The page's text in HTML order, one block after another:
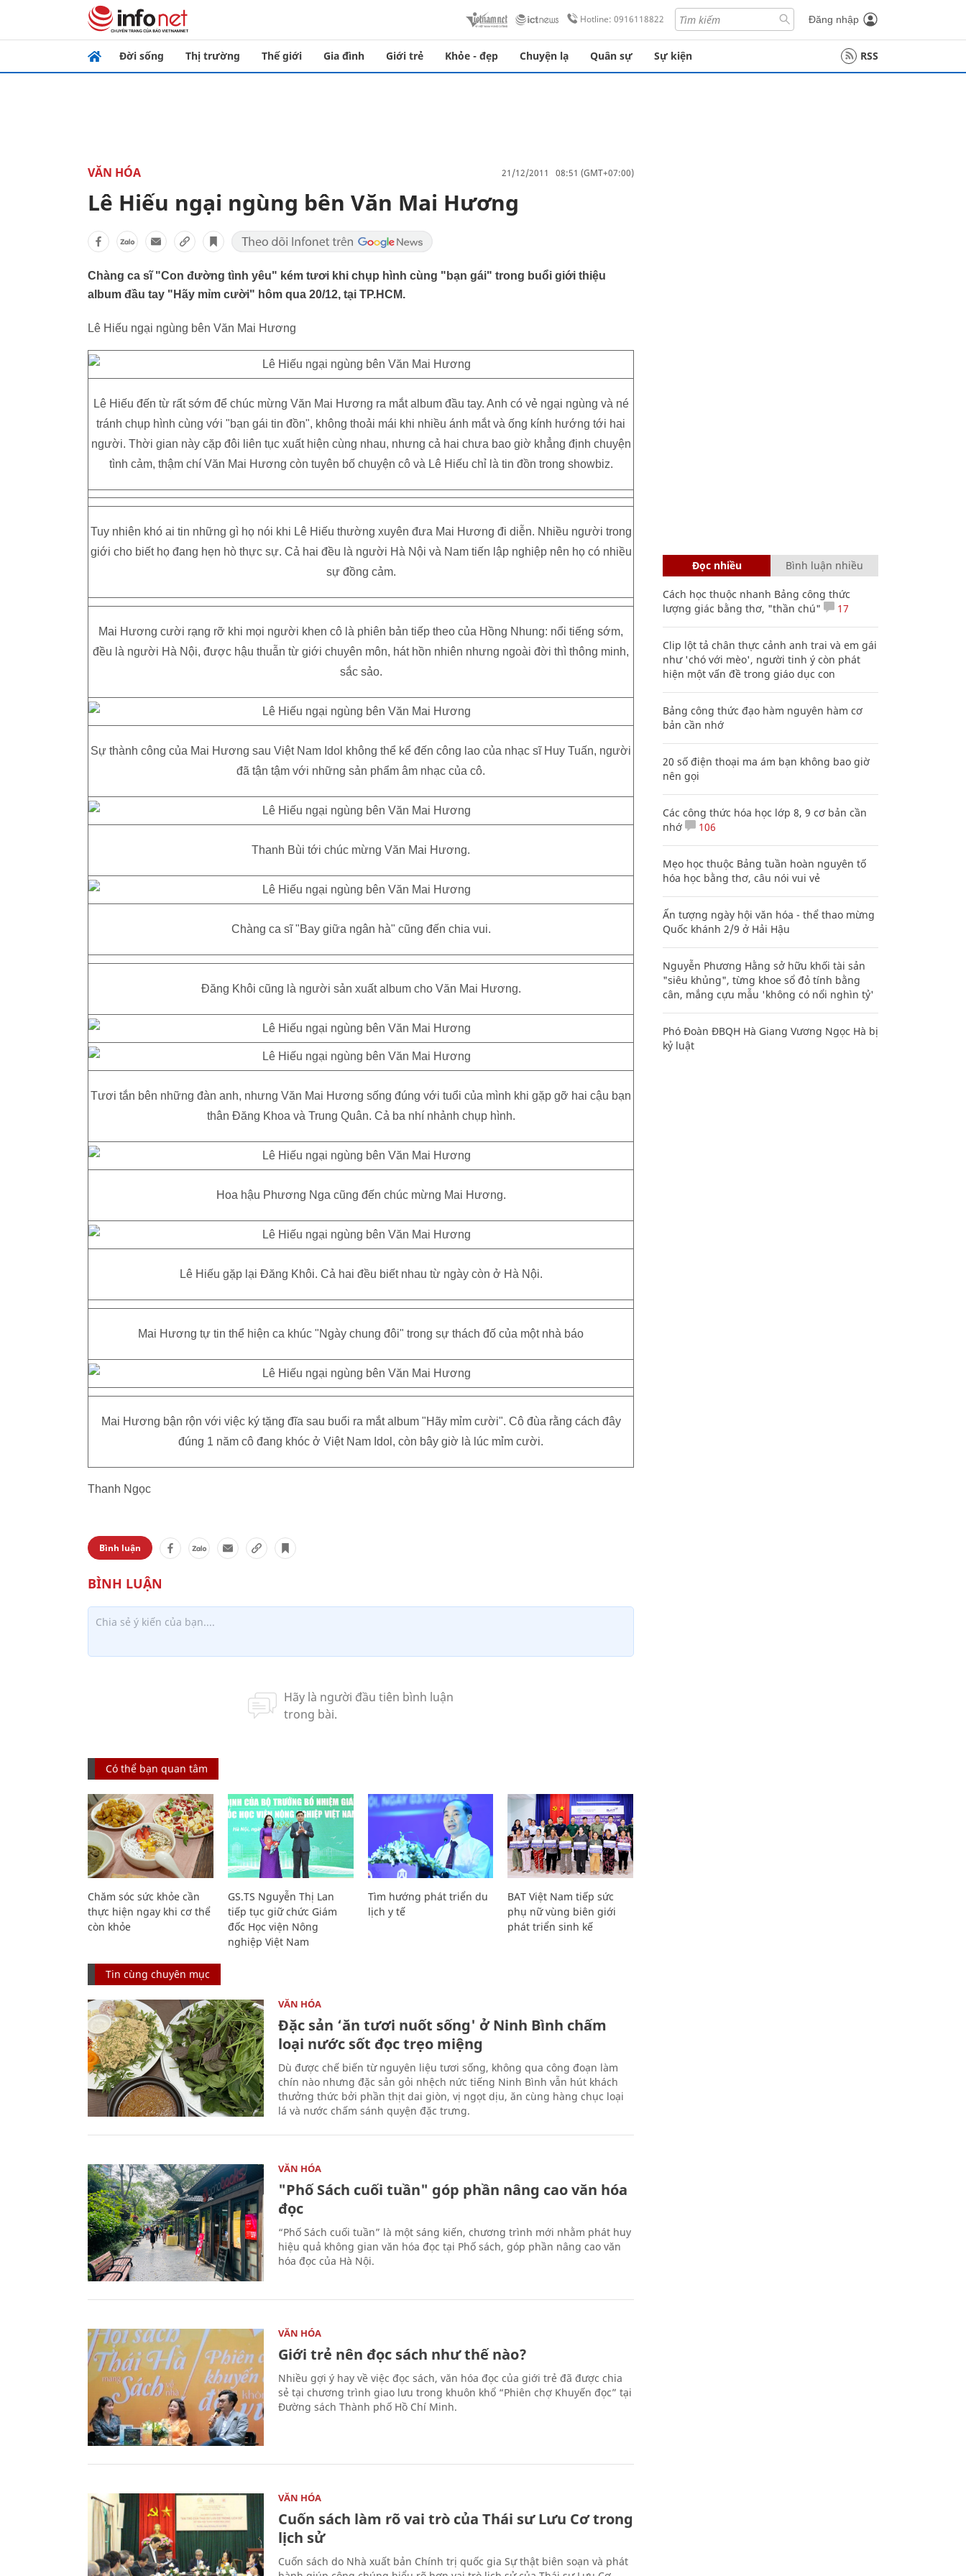
Hotline: 0916118822 Đăng nhập
Đời sống Thị trường Thế giới Gia đình Giới trẻ Khỏe - đẹp Chuyện lạ Quân sự Sự kiện RSS
VĂN HÓA 21/12/2011 08:51 (GMT+07:00)
Lê Hiếu ngại ngùng bên Văn Mai Hương
Chàng ca sĩ "Con đường tình yêu" kém tươi khi chụp hình cùng "bạn gái" trong buổi giới thiệu
album đầu tay "Hãy mỉm cười" hôm qua 20/12, tại TP.HCM.
Lê Hiếu ngại ngùng bên Văn Mai Hương
Lê Hiếu đến từ rất sớm để chúc mừng Văn Mai Hương ra mắt album đầu tay. Anh có vẻ ngại ngùng và né
tránh chụp hình cùng với "bạn gái tin đồn", không thoải mái khi nhiều ánh mắt và ống kính hướng tới hai
người. Thời gian này cặp đôi liên tục xuất hiện cùng nhau, nhưng cả hai chưa bao giờ khẳng định chuyện
tình cảm, thậm chí Văn Mai Hương còn tuyên bố chuyện cô và Lê Hiếu chỉ là tin đồn trong showbiz.
Tuy nhiên khó ai tin những gì họ nói khi Lê Hiếu thường xuyên đưa Mai Hương đi diễn. Nhiều người trong
giới cho biết họ đang hẹn hò thực sự. Cả hai đều là người Hà Nội và Nam tiến lập nghiệp nên họ có nhiều
sự đồng cảm.
Mai Hương cười rạng rỡ khi mọi người khen cô là phiên bản tiếp theo của Hồng Nhung: nổi tiếng sớm,
đều là người Hà Nội, được hậu thuẫn từ giới chuyên môn, hát hồn nhiên nhưng ngoài đời thì thông minh,
sắc sảo.
Sự thành công của Mai Hương sau Việt Nam Idol không thể kể đến công lao của nhạc sĩ Huy Tuấn, người
đã tận tậm với những sản phẩm âm nhạc của cô.
Thanh Bùi tới chúc mừng Văn Mai Hương.
Chàng ca sĩ "Bay giữa ngân hà" cũng đến chia vui.
Đăng Khôi cũng là người sản xuất album cho Văn Mai Hương.
Tươi tắn bên những đàn anh, nhưng Văn Mai Hương sống đúng với tuổi của mình khi gặp gỡ hai cậu bạn
thân Đăng Khoa và Trung Quân. Cả ba nhí nhảnh chụp hình.
Hoa hậu Phương Nga cũng đến chúc mừng Mai Hương.
Lê Hiếu gặp lại Đăng Khôi. Cả hai đều biết nhau từ ngày còn ở Hà Nội.
Mai Hương tự tin thể hiện ca khúc "Ngày chung đôi" trong sự thách đố của một nhà báo
Mai Hương bận rộn với việc ký tặng đĩa sau buổi ra mắt album "Hãy mỉm cười". Cô đùa rằng cách đây
đúng 1 năm cô đang khóc ở Việt Nam Idol, còn bây giờ là lúc mỉm cười.
Thanh Ngọc
Bình luận
Có thể bạn quan tâm
Chăm sóc sức khỏe cần
thực hiện ngay khi cơ thể
còn khỏe
GS.TS Nguyễn Thị Lan
tiếp tục giữ chức Giám
đốc Học viện Nông
nghiệp Việt Nam
Tìm hướng phát triển du
lịch y tế
BAT Việt Nam tiếp sức
phụ nữ vùng biên giới
phát triển sinh kế
Tin cùng chuyên mục
VĂN HÓA
Đặc sản ‘ăn tươi nuốt sống' ở Ninh Bình chấm
loại nước sốt đọc trẹo miệng
Dù được chế biến từ nguyên liệu tươi sống, không qua công đoạn làm
chín nào nhưng đặc sản gỏi nhệch nức tiếng Ninh Bình vẫn hút khách
thưởng thức bởi phần thịt dai giòn, vị ngọt dịu, ăn cùng hàng chục loại
lá và nước chấm sánh quyện đặc trưng.
VĂN HÓA
"Phố Sách cuối tuần" góp phần nâng cao văn hóa
đọc
“Phố Sách cuối tuần” là một sáng kiến, chương trình mới nhằm phát huy
hiệu quả không gian văn hóa đọc tại Phố sách, góp phần nâng cao văn
hóa đọc của Hà Nội.
VĂN HÓA
Giới trẻ nên đọc sách như thế nào?
Nhiều gợi ý hay về việc đọc sách, văn hóa đọc của giới trẻ đã được chia
sẻ tại chương trình giao lưu trong khuôn khổ “Phiên chợ Khuyến đọc” tại
Đường sách Thành phố Hồ Chí Minh.
VĂN HÓA
Cuốn sách làm rõ vai trò của Thái sư Lưu Cơ trong
lịch sử
Cuốn sách do Nhà xuất bản Chính trị quốc gia Sự thật biên soạn và phát
Đọc nhiều Bình luận nhiều
Cách học thuộc nhanh Bảng công thức
lượng giác bằng thơ, "thần chú"
17
Clip lột tả chân thực cảnh anh trai và em gái
như 'chó với mèo', người tinh ý còn phát
hiện một vấn đề trong giáo dục con
Bảng công thức đạo hàm nguyên hàm cơ
bản cần nhớ
20 số điện thoại ma ám bạn không bao giờ
nên gọi
Các công thức hóa học lớp 8, 9 cơ bản cần
nhớ
106
Mẹo học thuộc Bảng tuần hoàn nguyên tố
hóa học bằng thơ, câu nói vui vẻ
Ấn tượng ngày hội văn hóa - thể thao mừng
Quốc khánh 2/9 ở Hải Hậu
Nguyễn Phương Hằng sở hữu khối tài sản
"siêu khủng", từng khoe sổ đỏ tính bằng
cân, mắng cựu mẫu 'không có nổi nghìn tỷ'
Phó Đoàn ĐBQH Hà Giang Vương Ngọc Hà bị
kỷ luật